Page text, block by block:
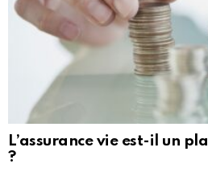
L’assurance vie est-il un
?